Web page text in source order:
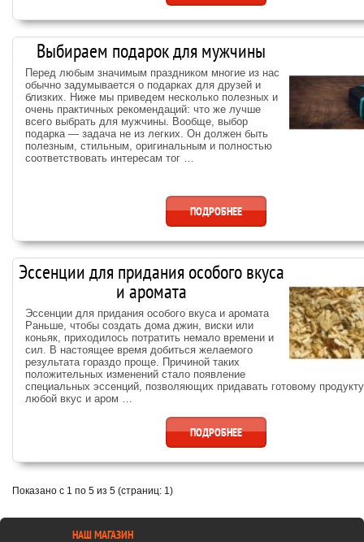
Выбираем подарок для мужчины
Перед любым значимым праздником многие из нас
обычно задумывается о подарках для друзей и
близких. Ниже мы приведем несколько полезных и
очень практичных рекомендаций: что же лучше
всего выбрать для мужчины. Вообще, выбор
подарка — задача не из легких. Он должен быть
полезным, стильным, оригинальным и полностью
соответствовать интересам тог …
ПОДРОБНЕЕ
Эссенции для придания особого вкуса
и аромата
Эссенции для придания особого вкуса и аромата
Раньше, чтобы создать дома джин, виски или
коньяк, приходилось потратить немало времени и
сил. В настоящее время добиться желаемого
результата гораздо проще. Причиной таких
положительных изменений стало появление
специальных эссенций, позволяющих придавать готовому продукту
любой вкус и аром …
ПОДРОБНЕЕ
Показано с 1 по 5 из 5 (страниц: 1)
НАШ МАГАЗИН